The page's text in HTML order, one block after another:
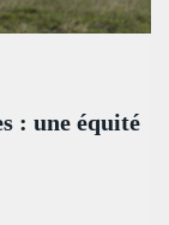
: une équité